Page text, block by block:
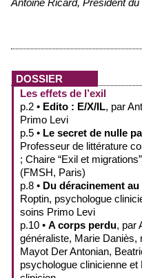
DOSSIER
Les effets de l’exil
p.2 • Edito : E/X/IL, par
Primo Levi
p.5 • Le secret de nulle
Professeur de littérature
; Chaire “Exil et
(FMSH, Paris)
p.8 • Du déracinement
Roptin, psychologue
soins Primo Levi
p.10 • A corps perdu, par
généraliste, Marie
Mayot Der Antonian,
psychologue clinicienne